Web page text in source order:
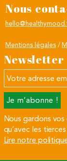
Nous
Mentions légales
Newsletter
Votre
email
Nous gardons
qu’avec les
Lire notre